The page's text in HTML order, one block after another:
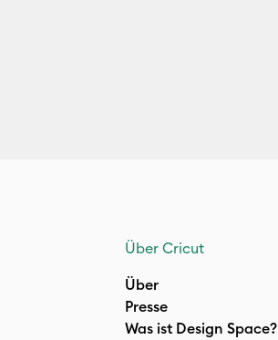
Über Cricut
Über
Presse
Was ist Design Space?